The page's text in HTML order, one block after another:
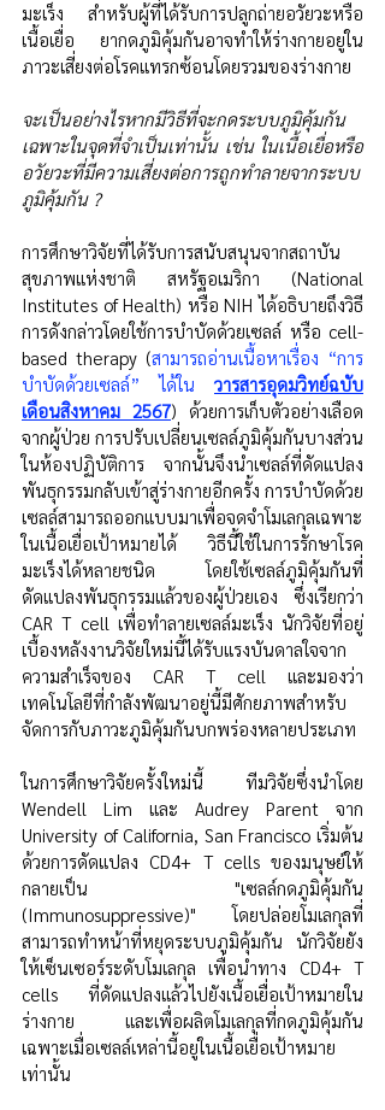
มะเร็ง สำหรับผู้ที่ได้รับการปลูกถ่ายอวัยวะหรือ
เนื้อเยื่อ ยากดภูมิคุ้มกันอาจทำให้ร่างกายอยู่ใน
ภาวะเสี่ยงต่อโรคแทรกซ้อนโดยรวมของร่างกาย
จะเป็นอย่างไรหากมีวิธีที่จะกดระบบภูมิคุ้มกัน
เฉพาะในจุดที่จำเป็นเท่านั้น เช่น ในเนื้อเยื่อหรือ
อวัยวะที่มีความเสี่ยงต่อการถูกทำลายจากระบบ
ภูมิคุ้มกัน ?
การศึกษาวิจัยที่ได้รับการสนับสนุนจากสถาบัน
สุขภาพแห่งชาติ สหรัฐอเมริกา (National
Institutes of Health) หรือ NIH ได้อธิบายถึงวิธี
การดังกล่าวโดยใช้การบำบัดด้วยเซลล์ หรือ cell-
based therapy (สามารถอ่านเนื้อหาเรื่อง “การ
บำบัดด้วยเซลล์” ได้ใน วารสารอุดมวิทย์ฉบับ
เดือนสิงหาคม 2567) ด้วยการเก็บตัวอย่างเลือด
จากผู้ป่วย การปรับเปลี่ยนเซลล์ภูมิคุ้มกันบางส่วน
ในห้องปฏิบัติการ จากนั้นจึงนำเซลล์ที่ดัดแปลง
พันธุกรรมกลับเข้าสู่ร่างกายอีกครั้ง การบำบัดด้วย
เซลล์สามารถออกแบบมาเพื่อจดจำโมเลกุลเฉพาะ
ในเนื้อเยื่อเป้าหมายได้ วิธีนี้ใช้ในการรักษาโรค
มะเร็งได้หลายชนิด โดยใช้เซลล์ภูมิคุ้มกันที่
ดัดแปลงพันธุกรรมแล้วของผู้ป่วยเอง ซึ่งเรียกว่า
CAR T cell เพื่อทำลายเซลล์มะเร็ง นักวิจัยที่อยู่
เบื้องหลังงานวิจัยใหม่นี้ได้รับแรงบันดาลใจจาก
ความสำเร็จของ CAR T cell และมองว่า
เทคโนโลยีที่กำลังพัฒนาอยู่นี้มีศักยภาพสำหรับ
จัดการกับภาวะภูมิคุ้มกันบกพร่องหลายประเภท
ในการศึกษาวิจัยครั้งใหม่นี้ ทีมวิจัยซึ่งนำโดย
Wendell Lim และ Audrey Parent จาก
University of California, San Francisco เริ่มต้น
ด้วยการดัดแปลง CD4+ T cells ของมนุษย์ให้
กลายเป็น "เซลล์กดภูมิคุ้มกัน
(Immunosuppressive)" โดยปล่อยโมเลกุลที่
สามารถทำหน้าที่หยุดระบบภูมิคุ้มกัน นักวิจัยยัง
ให้เซ็นเซอร์ระดับโมเลกุล เพื่อนำทาง CD4+ T
cells ที่ดัดแปลงแล้วไปยังเนื้อเยื่อเป้าหมายใน
ร่างกาย และเพื่อผลิตโมเลกุลที่กดภูมิคุ้มกัน
เฉพาะเมื่อเซลล์เหล่านี้อยู่ในเนื้อเยื่อเป้าหมาย
เท่านั้น